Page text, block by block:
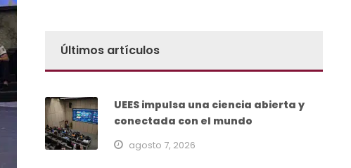
Últimos artículos
UEES impulsa una ciencia abierta y
conectada con el mundo
agosto 7, 2026